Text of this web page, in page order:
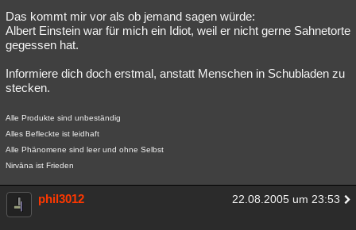
Das kommt mir vor als ob jemand sagen würde:
Albert Einstein war für mich ein Idiot, weil er nicht gerne Sahnetorte
gegessen hat.
Informiere dich doch erstmal, anstatt Menschen in Schubladen zu
stecken.
Alle Produkte sind unbeständig
Alles Befleckte ist leidhaft
Alle Phänomene sind leer und ohne Selbst
Nirvāna ist Frieden
phil3012 22.08.2005 um 23:53